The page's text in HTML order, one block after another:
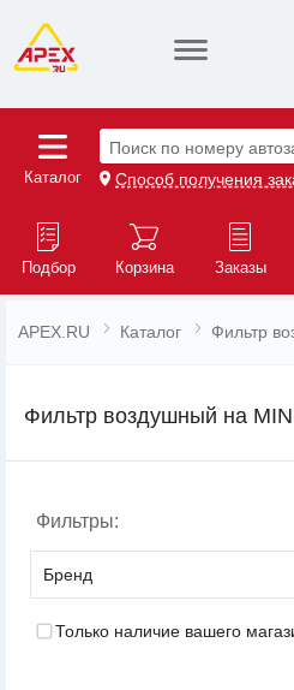
Каталог
Поиск по номеру
Способ получения
Подбор Корзина Заказы
APEX.RU Каталог Фильтр
Фильтр воздушный на
Фильтры:
Бренд
Только наличие вашего